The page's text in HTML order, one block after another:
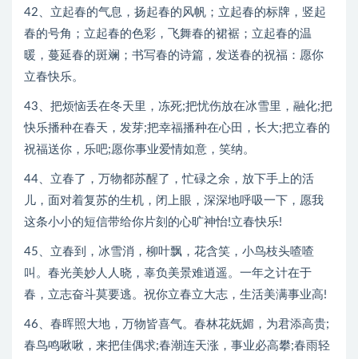
42、立起春的气息，扬起春的风帆；立起春的标牌，竖起
春的号角；立起春的色彩，飞舞春的裙裾；立起春的温
暖，蔓延春的斑斓；书写春的诗篇，发送春的祝福：愿你
立春快乐。
43、把烦恼丢在冬天里，冻死;把忧伤放在冰雪里，融化;把
快乐播种在春天，发芽;把幸福播种在心田，长大;把立春的
祝福送你，乐吧;愿你事业爱情如意，笑纳。
44、立春了，万物都苏醒了，忙碌之余，放下手上的活
儿，面对着复苏的生机，闭上眼，深深地呼吸一下，愿我
这条小小的短信带给你片刻的心旷神怡!立春快乐!
45、立春到，冰雪消，柳叶飘，花含笑，小鸟枝头喳喳
叫。春光美妙人人晓，辜负美景难逍遥。一年之计在于
春，立志奋斗莫要逃。祝你立春立大志，生活美满事业高!
46、春晖照大地，万物皆喜气。春林花妩媚，为君添高贵;
春鸟鸣啾啾，来把佳偶求;春潮连天涨，事业必高攀;春雨轻